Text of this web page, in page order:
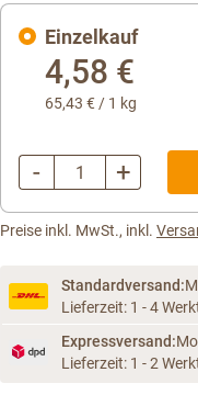
Einzelkauf
4,58 €
65,43 € / 1 kg
Menge
- +
Preise inkl. MwSt., inkl.
Standardversand:
Lieferzeit: 1 - 4
Expressversand:
Lieferzeit: 1 - 2